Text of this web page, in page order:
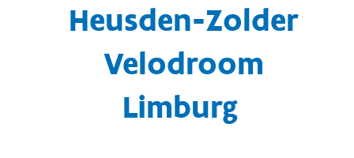
Heusden-Zolder
Velodroom
Limburg